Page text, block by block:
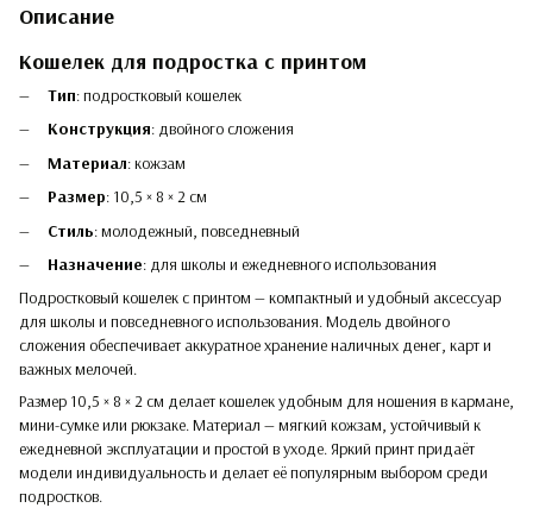
Описание
Кошелек для подростка с принтом
Тип: подростковый кошелек
Конструкция: двойного сложения
Материал: кожзам
Размер: 10,5 × 8 × 2 см
Стиль: молодежный, повседневный
Назначение: для школы и ежедневного использования
Подростковый кошелек с принтом — компактный и удобный аксессуар
для школы и повседневного использования. Модель двойного
сложения обеспечивает аккуратное хранение наличных денег, карт и
важных мелочей.
Размер 10,5 × 8 × 2 см делает кошелек удобным для ношения в кармане,
мини-сумке или рюкзаке. Материал — мягкий кожзам, устойчивый к
ежедневной эксплуатации и простой в уходе. Яркий принт придаёт
модели индивидуальность и делает её популярным выбором среди
подростков.